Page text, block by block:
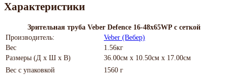
Характеристики
Зрительная труба Veber Defence 16-48х65WP с сеткой
Производитель:
Veber (Вебер)
Вес
1.56кг
Размеры (Д х Ш х В)
36.00см x 10.50см x 17.00см
Вес с упаковкой
1560 г